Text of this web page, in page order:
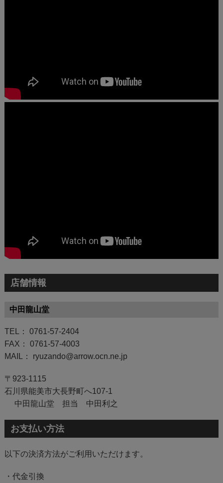
店舗情報
中田龍山堂
TEL： 0761-57-2404
FAX： 0761-57-4003
MAIL： ryuzando@arrow.ocn.ne.jp
〒923-1115
石川県能美市大長野町へ107-1
中田龍山堂 担当 中田利之
お支払い方法
以下の決済方法がご利用いただけます。
・代金引換